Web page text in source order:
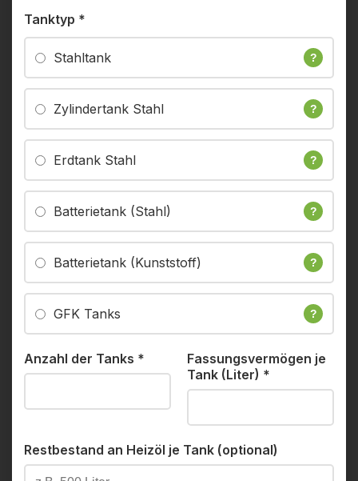
Tanktyp *
Stahltank ?
Zylindertank Stahl ?
Erdtank Stahl ?
Batterietank (Stahl) ?
Batterietank (Kunststoff) ?
GFK Tanks ?
Anzahl der Tanks *
Fassungsvermögen je
Tank (Liter) *
Restbestand an Heizöl je Tank (optional)